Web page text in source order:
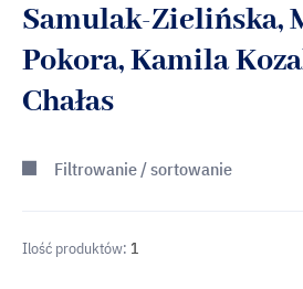
Samulak-Zielińska,
Pokora, Kamila
Chałas
Filtrowanie / sortowanie
Ilość produktów: 1